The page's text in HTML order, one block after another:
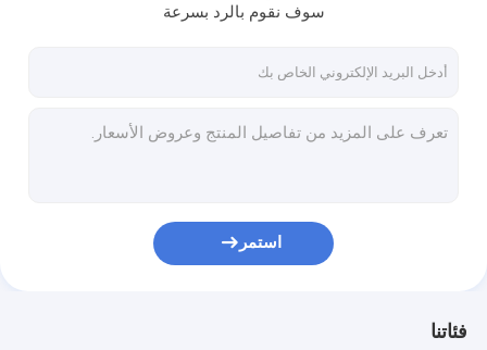
سوف نقوم بالرد بسرعة
استمر
فئاتنا